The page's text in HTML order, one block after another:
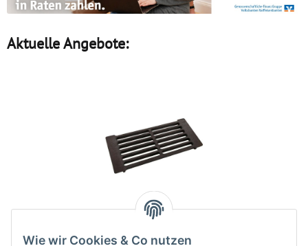
Wie wir Cookies & Co nutzen
Aktuelle Angebote: